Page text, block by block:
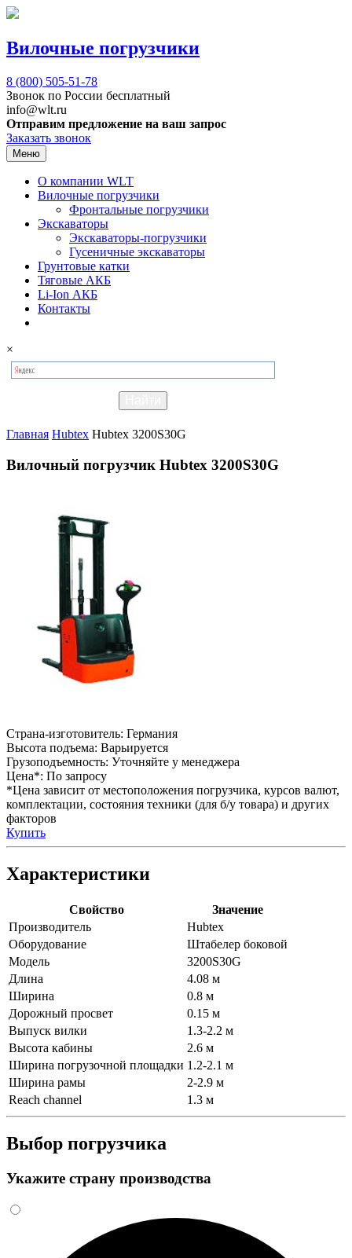
Вилочные погрузчики
8 (800) 505-51-78
Звонок по России бесплатный
info@wlt.ru
Отправим предложение на ваш запрос
Заказать звонок
Меню
О компании WLT
Вилочные погрузчики
Фронтальные погрузчики
Экскаваторы
Экскаваторы-погрузчики
Гусеничные экскаваторы
Грунтовые катки
Тяговые АКБ
Li-Ion АКБ
Контакты
×
Главная Hubtex Hubtex 3200S30G
Вилочный погрузчик Hubtex 3200S30G
Страна-изготовитель: Германия
Высота подъема: Варьируется
Грузоподъемность: Уточняйте у менеджера
Цена*: По запросу
*Цена зависит от местоположения погрузчика, курсов валют,
комплектации, состояния техники (для б/у товара) и других
факторов
Купить
Характеристики
Свойство
Значение
Производитель
Hubtex
Оборудование
Штабелер боковой
Модель
3200S30G
Длина
4.08 м
Ширина
0.8 м
Дорожный просвет
0.15 м
Выпуск вилки
1.3-2.2 м
Высота кабины
2.6 м
Ширина погрузочной площадки 1.2-2.1 м
Ширина рамы
2-2.9 м
Reach channel
1.3 м
Выбор погрузчика
Укажите страну производства